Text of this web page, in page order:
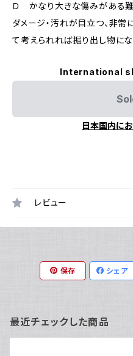
Ｄ かなり大きな傷みがある
ダメージ・汚れが目立つ、非常
て考えられれば掘り出し物にな
International
日本国内に
レビュー
保存 シェア
最近チェックした商品